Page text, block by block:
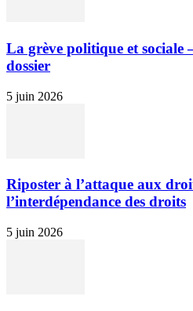
La grève politique et sociale
dossier
5 juin 2026
Riposter à l’attaque aux
l’interdépendance des droits
5 juin 2026